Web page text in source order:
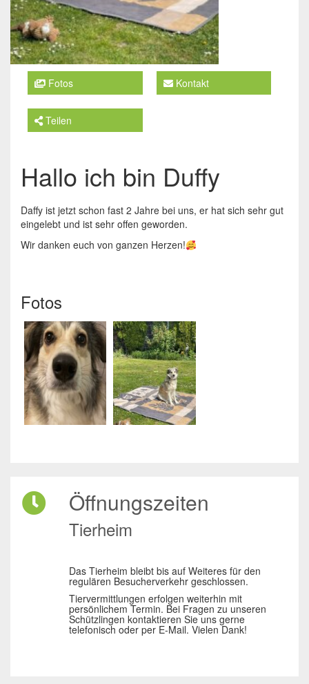
Fotos Kontakt
Teilen
Hallo ich bin Duffy
Daffy ist jetzt schon fast 2 Jahre bei uns, er hat sich sehr gut
eingelebt und ist sehr offen geworden.
Wir danken euch von ganzen Herzen!
Fotos
Öffnungszeiten
Tierheim
Das Tierheim bleibt bis auf Weiteres für den
regulären Besucherverkehr geschlossen.
Tiervermittlungen erfolgen weiterhin mit
persönlichem Termin. Bei Fragen zu unseren
Schützlingen kontaktieren Sie uns gerne
telefonisch oder per E-Mail. Vielen Dank!